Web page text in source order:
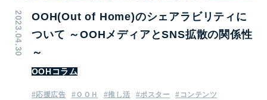
2023.04.30
OOH(Out of Home)のシェアラビリティに
ついて ～OOHメディアとSNS拡散の関係性
～
OOHコラム
#応援広告 #ＯＯＨ #推し活 #ポスター
#コンテンツ